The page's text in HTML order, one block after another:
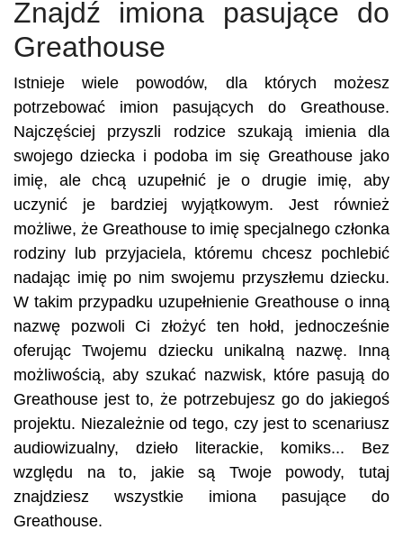
Znajdź imiona pasujące do
Greathouse
Istnieje wiele powodów, dla których możesz
potrzebować imion pasujących do Greathouse.
Najczęściej przyszli rodzice szukają imienia dla
swojego dziecka i podoba im się Greathouse jako
imię, ale chcą uzupełnić je o drugie imię, aby
uczynić je bardziej wyjątkowym. Jest również
możliwe, że Greathouse to imię specjalnego członka
rodziny lub przyjaciela, któremu chcesz pochlebić
nadając imię po nim swojemu przyszłemu dziecku.
W takim przypadku uzupełnienie Greathouse o inną
nazwę pozwoli Ci złożyć ten hołd, jednocześnie
oferując Twojemu dziecku unikalną nazwę. Inną
możliwością, aby szukać nazwisk, które pasują do
Greathouse jest to, że potrzebujesz go do jakiegoś
projektu. Niezależnie od tego, czy jest to scenariusz
audiowizualny, dzieło literackie, komiks... Bez
względu na to, jakie są Twoje powody, tutaj
znajdziesz wszystkie imiona pasujące do
Greathouse.